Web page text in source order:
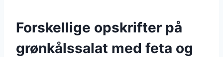
Forskellige opskrifter på
grønkålssalat med feta og